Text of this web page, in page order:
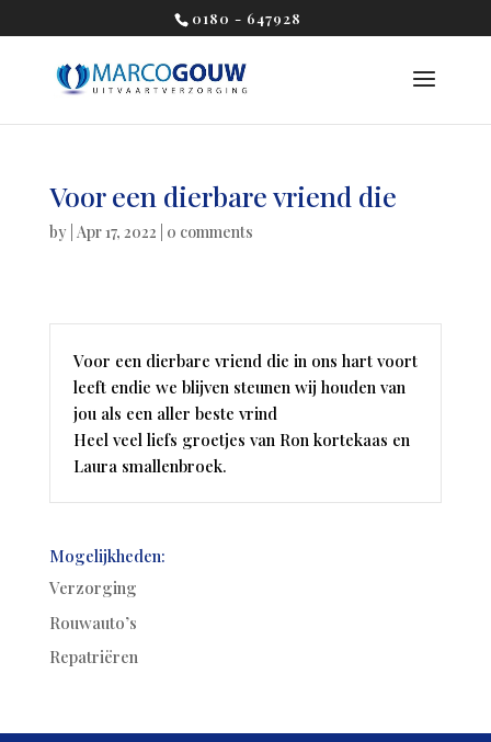
0180 - 647928
Voor een dierbare vriend die
by Apr 17, 2022 0 comments
Voor een dierbare vriend die in ons hart voort
leeft endie we blijven steunen wij houden van
jou als een aller beste vrind
Heel veel liefs groetjes van Ron kortekaas en
Laura smallenbroek.
Mogelijkheden:
Verzorging
Rouwauto’s
Repatriëren